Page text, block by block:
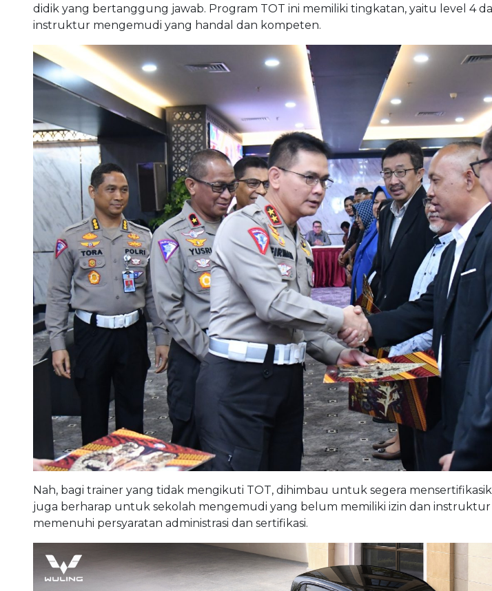
didik yang bertanggung jawab. Program TOT ini memiliki tingkatan, yaitu level 4
instruktur mengemudi yang handal dan kompeten.
Nah, bagi trainer yang tidak mengikuti TOT, dihimbau untuk segera
juga berharap untuk sekolah mengemudi yang belum memiliki izin dan instruktur
memenuhi persyaratan administrasi dan sertifikasi.